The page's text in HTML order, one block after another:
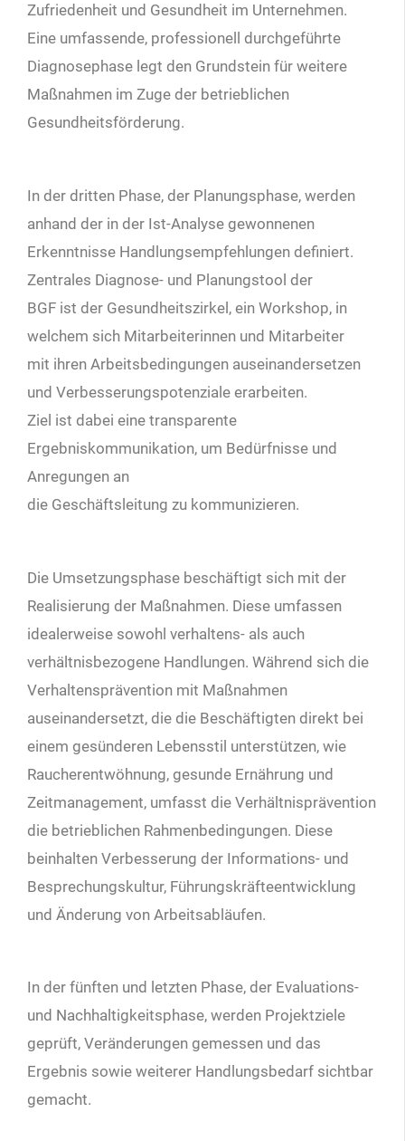
Zufriedenheit und Gesundheit im Unternehmen.
Eine umfassende, professionell durchgeführte
Diagnosephase legt den Grundstein für weitere
Maßnahmen im Zuge der betrieblichen
Gesundheitsförderung.
In der dritten Phase, der Planungsphase, werden
anhand der in der Ist-Analyse gewonnenen
Erkenntnisse Handlungsempfehlungen definiert.
Zentrales Diagnose- und Planungstool der
BGF ist der Gesundheitszirkel, ein Workshop, in
welchem sich Mitarbeiterinnen und Mitarbeiter
mit ihren Arbeitsbedingungen auseinandersetzen
und Verbesserungspotenziale erarbeiten.
Ziel ist dabei eine transparente
Ergebniskommunikation, um Bedürfnisse und
Anregungen an
die Geschäftsleitung zu kommunizieren.
Die Umsetzungsphase beschäftigt sich mit der
Realisierung der Maßnahmen. Diese umfassen
idealerweise sowohl verhaltens- als auch
verhältnisbezogene Handlungen. Während sich die
Verhaltensprävention mit Maßnahmen
auseinandersetzt, die die Beschäftigten direkt bei
einem gesünderen Lebensstil unterstützen, wie
Raucherentwöhnung, gesunde Ernährung und
Zeitmanagement, umfasst die Verhältnisprävention
die betrieblichen Rahmenbedingungen. Diese
beinhalten Verbesserung der Informations- und
Besprechungskultur, Führungskräfteentwicklung
und Änderung von Arbeitsabläufen.
In der fünften und letzten Phase, der Evaluations-
und Nachhaltigkeitsphase, werden Projektziele
geprüft, Veränderungen gemessen und das
Ergebnis sowie weiterer Handlungsbedarf sichtbar
gemacht.